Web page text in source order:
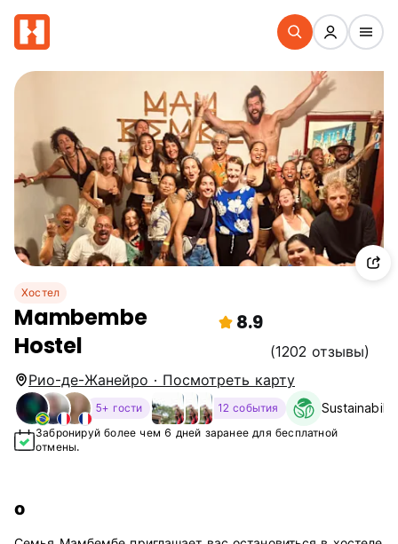
Хостел
Mambembe
Hostel
8.9
(1202 отзывы)
Рио-де-Жанейро · Посмотреть карту
5+ гости 12 события
Забронируй более чем 6 дней заранее для бесплатной
отмены.
о